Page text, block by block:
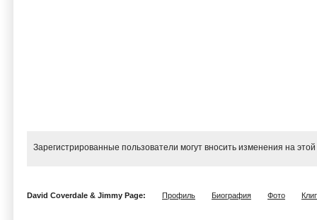
Зарегистрированные пользователи могут вносить изменения на
David Coverdale & Jimmy Page: Профиль Биография Фото